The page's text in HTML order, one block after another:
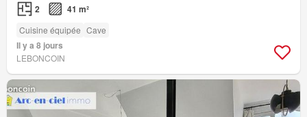
2 41 m²
Cuisine équipée Cave
Il y a 8 jours
LEBONCOIN